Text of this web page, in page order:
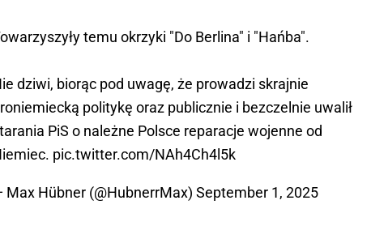
temu okrzyki "Do Berlina" i "Hańba".
dziwi, biorąc pod uwagę, że prowadzi skrajnie
politykę oraz publicznie i bezczelnie uwalił
PiS o należne Polsce reparacje wojenne od
pic.twitter.com/NAh4Ch4l5k
Max Hübner (@HubnerrMax) September 1, 2025